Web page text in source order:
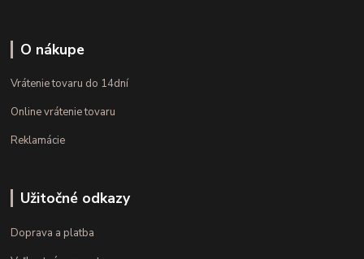
O nákupe
Vrátenie tovaru do 14dní
Online vrátenie tovaru
Reklamácie
Užitočné odkazy
Doprava a platba